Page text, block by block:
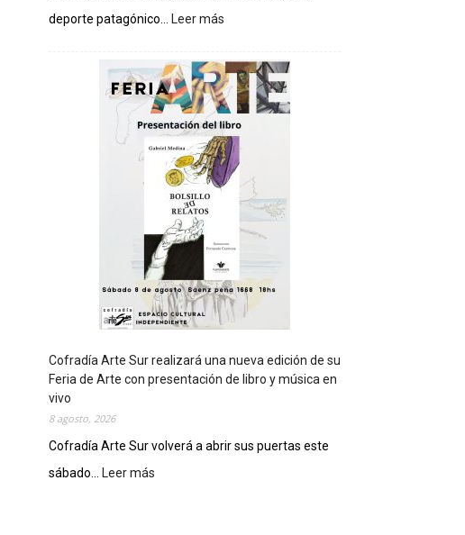
deporte patagónico...
Leer más
u
b
u
t
s
e
r
e
d
e
d
e
c
i
e
Cofradía Arte Sur realizará una nueva edición de su
Feria de Arte con presentación de libro y música en
vivo
8 agosto, 2026
Cofradía Arte Sur volverá a abrir sus puertas este
sábado...
Leer más